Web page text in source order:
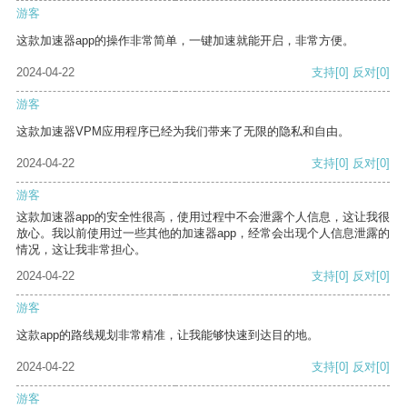
游客
这款加速器app的操作非常简单，一键加速就能开启，非常方便。
2024-04-22 支持[0] 反对[0]
游客
这款加速器VPM应用程序已经为我们带来了无限的隐私和自由。
2024-04-22 支持[0] 反对[0]
游客
这款加速器app的安全性很高，使用过程中不会泄露个人信息，这让我很
放心。我以前使用过一些其他的加速器app，经常会出现个人信息泄露的
情况，这让我非常担心。
2024-04-22
支持[0] 反对[0]
游客
这款app的路线规划非常精准，让我能够快速到达目的地。
2024-04-22 支持[0] 反对[0]
游客